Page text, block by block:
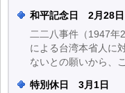
和平記念日 2月28日
二二八事件（1947年
による台湾本省人に
ないとの願いから、
特別休日 3月1日